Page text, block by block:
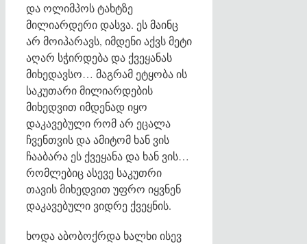
და ოლიმპოს ტახტზე
მილიარდერი დასვა. ეს მაინც
არ მოიპარავს, იმდენი აქვს მეტი
აღარ სჭირდება და ქვეყანას
მიხედავსო… მაგრამ ეტყობა ის
საკუთარი მილიარდების
მიხედვით იმდენად იყო
დაკავებული რომ არ ეცალა
ჩვენთვის და ამიტომ ხან ვის
ჩააბარა ეს ქვეყანა და ხან ვის…
რომლებიც ასევე საკუთრი
თავის მიხედვით უფრო იყვნენ
დაკავებული ვიდრე ქვეყნის.
ხოდა აბობოქრდა ხალხი ისევ